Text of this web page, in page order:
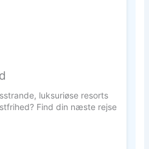
luksuriøse resorts
Find din næste rejse